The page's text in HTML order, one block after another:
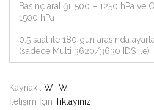
Basınç aralığı: 500 – 1250 hPa
1500 hPa
0.5 saat ile 180 gün arasında
(sadece Multi 3620/3630 IDS ile)
Kaynak : WTW
İletişim İçin Tıklayınız